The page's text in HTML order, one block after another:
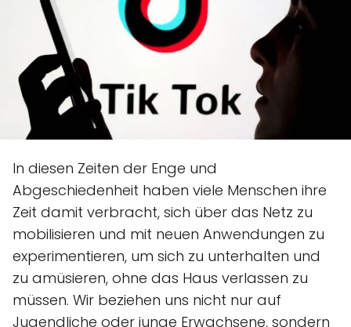
In diesen Zeiten der Enge und
Abgeschiedenheit haben viele Menschen ihre
Zeit damit verbracht, sich über das Netz zu
mobilisieren und mit neuen Anwendungen zu
experimentieren, um sich zu unterhalten und
zu amüsieren, ohne das Haus verlassen zu
müssen. Wir beziehen uns nicht nur auf
Jugendliche oder junge Erwachsene, sondern